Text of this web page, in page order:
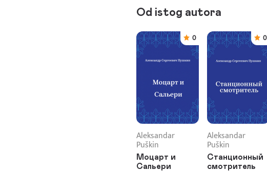
Od istog autora
0
Aleksandar
Puškin
Моцарт и
Сальери
0
Aleksandar
Puškin
Станционный
смотритель